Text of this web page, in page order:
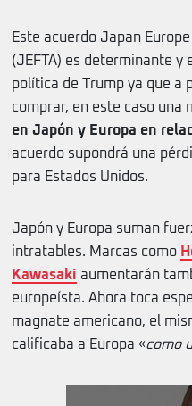
Este acuerdo Japan
(JEFTA) es determinante y
política de Trump ya que a
comprar, en este caso una
en Japón y Europa en
acuerdo supondrá una
para Estados Unidos.
Japón y Europa suman
intratables. Marcas como
Kawasaki aumentarán
europeísta. Ahora toca
magnate americano, el
calificaba a Europa «como